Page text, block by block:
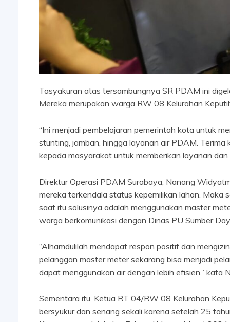
Tasyakuran atas tersambungnya SR PDAM ini
Mereka merupakan warga RW 08 Kelurahan
“Ini menjadi pembelajaran pemerintah kota untuk
stunting, jamban, hingga layanan air PDAM.
kepada masyarakat untuk memberikan layanan
Direktur Operasi PDAM Surabaya, Nanang
mereka terkendala status kepemilikan lahan. Maka
saat itu solusinya adalah menggunakan master
warga berkomunikasi dengan Dinas PU Sumber
“Alhamdulilah mendapat respon positif dan
pelanggan master meter sekarang bisa menjadi
dapat menggunakan air dengan lebih efisien,” kata
Sementara itu, Ketua RT 04/RW 08 Kelurahan
bersyukur dan senang sekali karena setelah 25